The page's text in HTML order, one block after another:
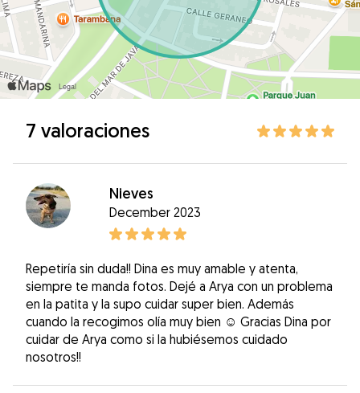
7 valoraciones
Nieves
December 2023
Repetiría sin duda!! Dina es muy amable y atenta,
siempre te manda fotos. Dejé a Arya con un problema
en la patita y la supo cuidar super bien. Además
cuando la recogimos olía muy bien ☺️ Gracias Dina por
cuidar de Arya como si la hubiésemos cuidado
nosotros!!